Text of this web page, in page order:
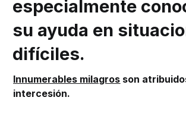
especialmente
su ayuda en
difíciles.
Innumerables milagros son
intercesión.